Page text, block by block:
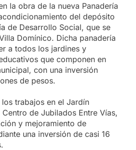
la obra de la nueva Panadería
del depósito
de Desarrollo Social, que se
Domínico. Dicha panadería
a todos los jardines y
que componen en
con una inversión
de pesos.
trabajos en el Jardín
Centro de Jubilados Entre Vías,
y mejoramiento de
una inversión de casi 16